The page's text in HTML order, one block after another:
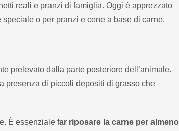
reali e pranzi di famiglia. Oggi è apprezzato
o per pranzi e cene a base di carne.
prelevato dalla parte posteriore dell’animale.
presenza di piccoli depositi di grasso che
È essenziale far riposare la carne per almeno